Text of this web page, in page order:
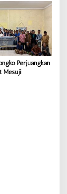
Perjuangkan
Mesuji